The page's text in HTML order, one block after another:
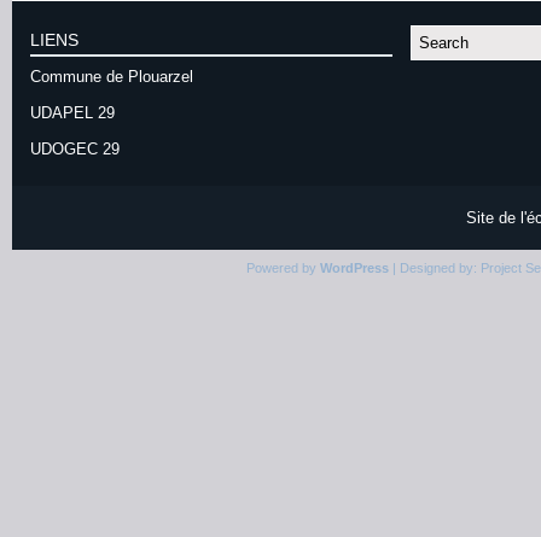
LIENS
Commune de Plouarzel
UDAPEL 29
UDOGEC 29
Site de
Powered by WordPress| Designed by: Project